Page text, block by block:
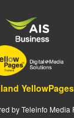
YellowPages
by Teleinfo Media